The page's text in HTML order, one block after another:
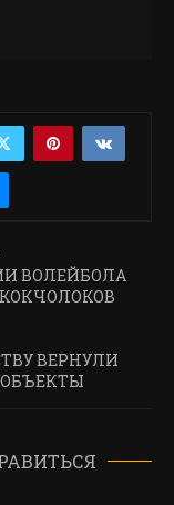
ВОЛЕЙБОЛА
ВЕРНУЛИ